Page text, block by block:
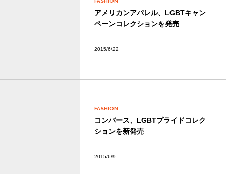
アメリカンアパレル、LGBTキャン
ペーンコレクションを発売
2015/6/22
FASHION
コンバース、LGBTプライドコレク
ションを新発売
2015/6/9